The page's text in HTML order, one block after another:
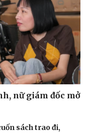
nữ giám đốc mở
sách trao đi,